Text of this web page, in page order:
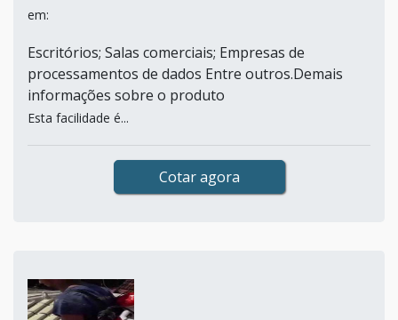
em:
Escritórios; Salas comerciais; Empresas de
processamentos de dados Entre outros.Demais
informações sobre o produto
Esta facilidade é...
Cotar agora